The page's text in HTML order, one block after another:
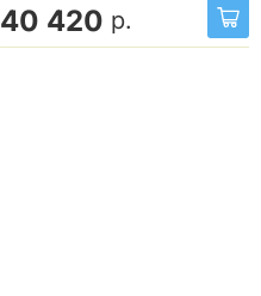
40 420 р.